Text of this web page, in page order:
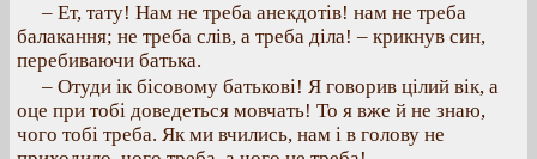
– Ет, тату! Нам не треба анекдотів! нам не треба
балакання; не треба слів, а треба діла! – крикнув син,
перебиваючи батька.
– Отуди ік бісовому батькові! Я говорив цілий вік, а
оце при тобі доведеться мовчать! То я вже й не знаю,
чого тобі треба. Як ми вчились, нам і в голову не